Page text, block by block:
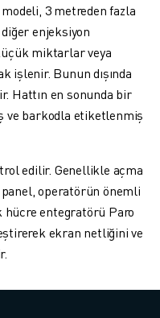
3 metreden fazla
enjeksiyon
miktarlar veya
işlenir. Bunun dışında
Hattın en sonunda bir
ve barkodla etiketlenmiş
edilir. Genellikle açma
operatörün önemli
entegratörü Paro
ekran netliğini ve